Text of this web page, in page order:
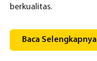
berkualitas.
Baca Selengkapnya